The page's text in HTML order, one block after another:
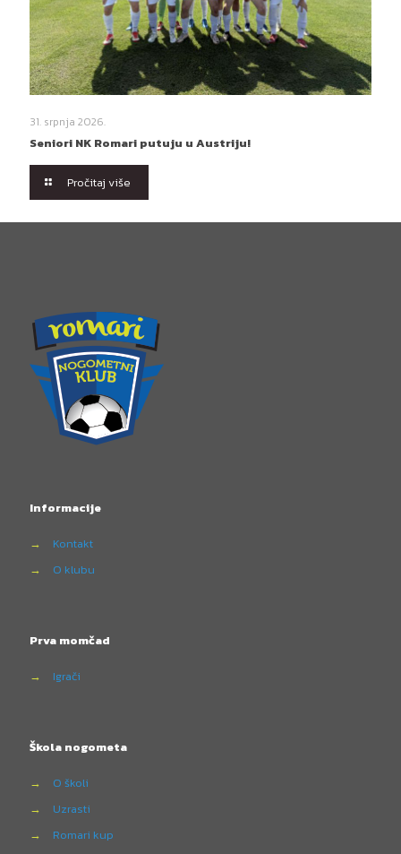
31. srpnja 2026.
Seniori NK Romari putuju u Austriju!
Pročitaj više
Informacije
→
Kontakt
→
O klubu
Prva momčad
→ Igrači
Škola nogometa
→
O školi
→
Uzrasti
→
Romari kup